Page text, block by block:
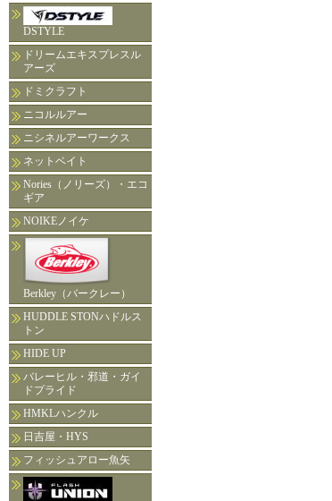
DSTYLE
ドリームエキスプレスル
アーズ
ドミクラフト
ニコルルアー
ニシネルアーワークス
ネットベイト
Nories（ノリーズ）・エコ
ギア
NOIKEノイケ
Berkley（バークレー）
HUDDLE STONハドルス
トン
HIDE UP
バレーヒル・邪道・ガイ
ドプライド
HMKLハンクル
日吉屋・HYS
フィッシュアロー魚矢